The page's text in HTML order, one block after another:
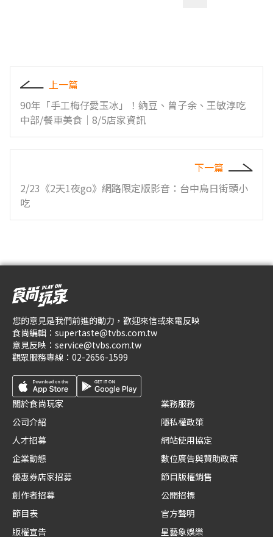
上一篇
90年「手工梅仔愛玉冰」！納豆、曾子余、王敏淳吃
中部/餐車美食｜8/5店家資訊
下一篇
2/23《2天1夜go》網路限定版影音：台中烏日街頭小
吃
您的意見是我們前進的動力，歡迎來信或來電反映
食尚編輯： supertaste@tvbs.com.tw
意見反映： service@tvbs.com.tw
觀眾服務專線： 02-2656-1599
關於食尚玩家
公司介紹
人才招募
企業動態
優惠券店家招募
創作者招募
節目表
版權宣告
業務服務
隱私權政策
網站使用協定
數位廣告與贊助政策
節目版權銷售
公開招標
官方聲明
星藝象娛樂